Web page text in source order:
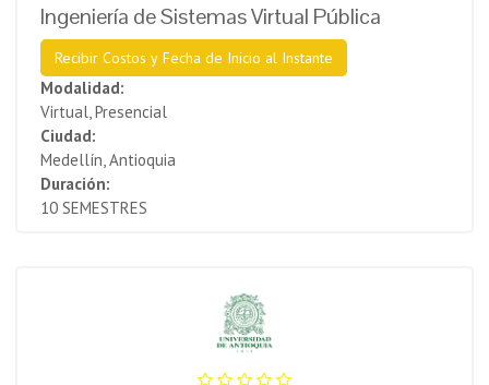
Ingeniería de Sistemas Virtual Pública
Recibir Costos y Fecha de Inicio al Instante
Modalidad:
Virtual, Presencial
Ciudad:
Medellín, Antioquia
Duración:
10 SEMESTRES